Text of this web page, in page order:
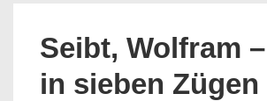
Seibt, Wolfram
in sieben Zügen